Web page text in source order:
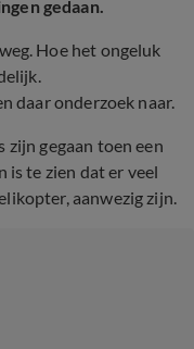
gedaan.
Hoe het ongeluk
daar onderzoek naar.
zijn gegaan toen een
is te zien dat er veel
aanwezig zijn.